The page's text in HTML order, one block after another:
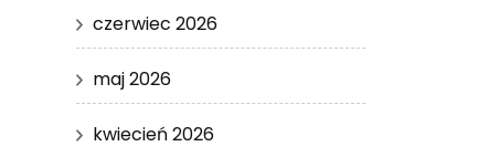
czerwiec 2026
maj 2026
kwiecień 2026